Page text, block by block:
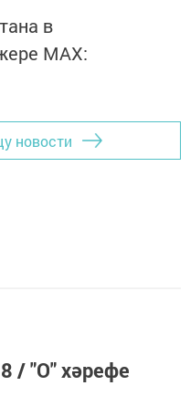
в
MАХ:
новости
/ "О" хәрефе